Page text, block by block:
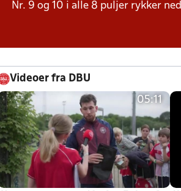
Nr. 9 og 10 i alle 8 puljer rykker ned
Videoer fra DBU
05:11